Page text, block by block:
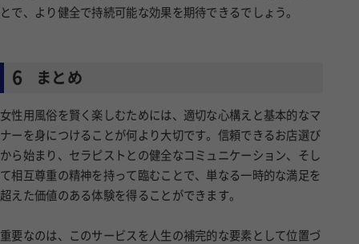
とで、より健全で持続可能な効果を期待できるでしょう。
6 まとめ
女性用風俗を賢く楽しむためには、適切な心構えと基本的なマ
ナーを身につけることが何より大切です。信頼できるお店選び
から始まり、セラピストとの健全なコミュニケーション、そし
て相互尊重の精神を持って臨むことで、単なる一時的な満足を
超えた価値のある体験を得ることができます。
重要なのは、このサービスを人生の補完的な要素として位置づ